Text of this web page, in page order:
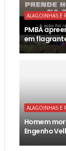
ALAGOINHAS E
PMBA
em
ALAGOINHAS E
Homem
Engenho